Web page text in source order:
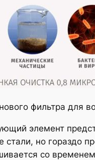
фильтра для
элемент
стали, но гораздо
со